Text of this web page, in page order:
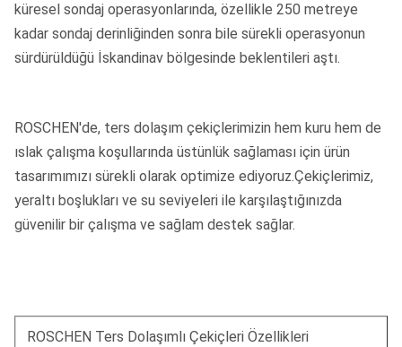
küresel sondaj operasyonlarında, özellikle 250 metreye
kadar sondaj derinliğinden sonra bile sürekli operasyonun
sürdürüldüğü İskandinav bölgesinde beklentileri aştı.
ROSCHEN'de, ters dolaşım çekiçlerimizin hem kuru hem de
ıslak çalışma koşullarında üstünlük sağlaması için ürün
tasarımımızı sürekli olarak optimize ediyoruz.Çekiçlerimiz,
yeraltı boşlukları ve su seviyeleri ile karşılaştığınızda
güvenilir bir çalışma ve sağlam destek sağlar.
ROSCHEN Ters Dolaşımlı Çekiçleri Özellikleri